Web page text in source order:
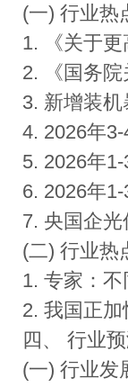
(一) 行业热
1. 《关于
2. 《国务
3. 新增装
4. 2026年
5. 2026年
6. 2026年
7. 央国企
(二) 行业热
1. 专家：
2. 我国正
四、 行业
(一) 行业发